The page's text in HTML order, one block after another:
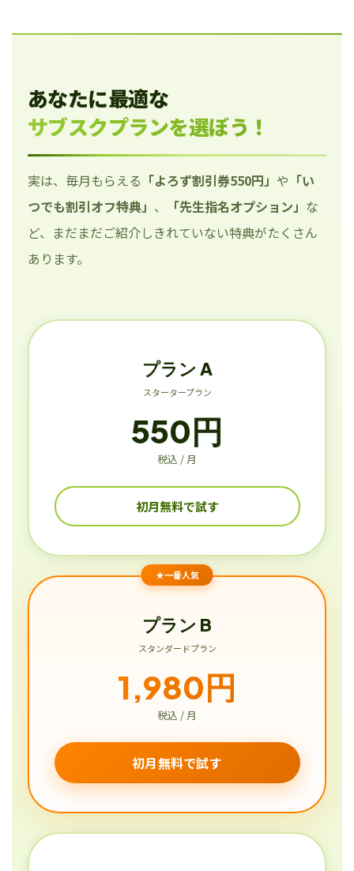
あなたに最適な
サブスクプランを選ぼう！
実は、毎月もらえる 「よろず割引券550円」 や 「い
つでも割引オフ特典」 、 「先生指名オプション」 な
ど、まだまだご紹介しきれていない特典がたくさん
あります。
プラン A
スタータープラン
550円
税込 / 月
初月無料で試す
★一番人気
プラン B
スタンダードプラン
1,980円
税込 / 月
初月無料で試す